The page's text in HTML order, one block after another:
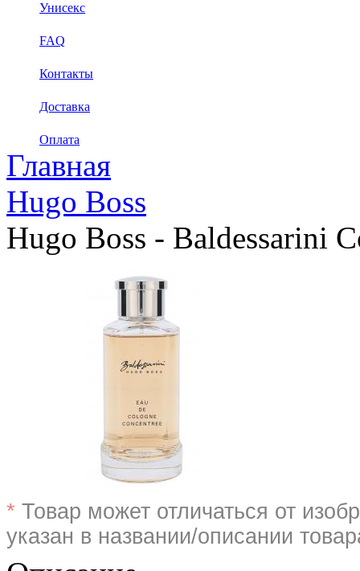
Унисекс
FAQ
Контакты
Доставка
Оплата
Главная
Hugo Boss
Hugo Boss - Baldessarini
* Товар может отличаться от
указан в названии/описании